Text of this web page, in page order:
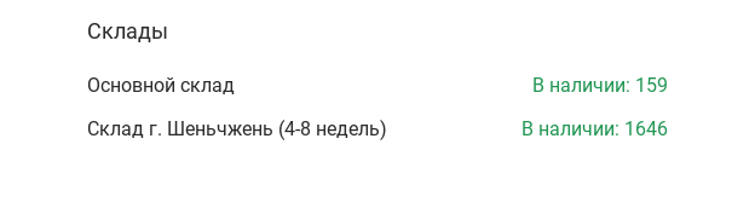
Склады
Основной склад В наличии: 159
Склад г. Шеньчжень (4-8 недель)
В наличии: 1646